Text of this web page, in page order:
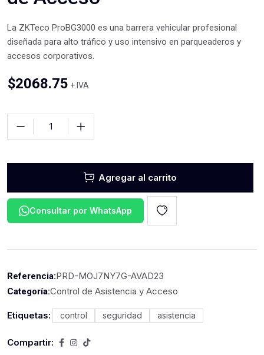
La ZKTeco ProBG3000 es una barrera vehicular profesional
diseñada para alto tráfico y uso intensivo en parqueaderos y
accesos corporativos.
$2068.75 + IVA
Agregar al carrito
Consultar por WhatsApp
Referencia:PRD-MOJ7NY7G-AVAD23
Categoría:Control de Asistencia y Acceso
Etiquetas: control seguridad asistencia
Compartir: